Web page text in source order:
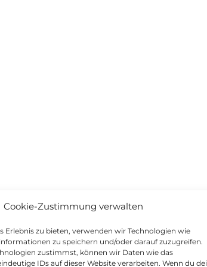
Cookie-Zustimmung verwalten
Erlebnis zu bieten, verwenden wir Technologien wie
zu speichern und/oder darauf zuzugreifen.
zustimmst, können wir Daten wie das
IDs auf dieser Website verarbeiten. Wenn du